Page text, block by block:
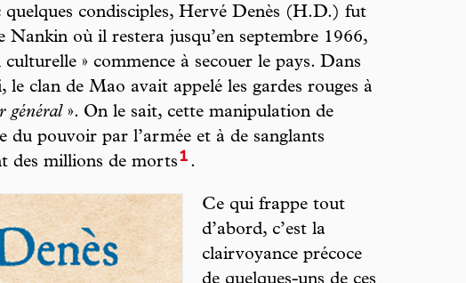
quelques condisciples, Hervé Denès (H.D.) fut
Nankin où il restera jusqu’en septembre 1966,
» commence à secouer le pays. Dans
le clan de Mao avait appelé les gardes rouges à
général ». On le sait, cette manipulation de
du pouvoir par l’armée et à de sanglants
des millions de morts1 .
Ce qui frappe tout
d’abord, c’est la
clairvoyance précoce